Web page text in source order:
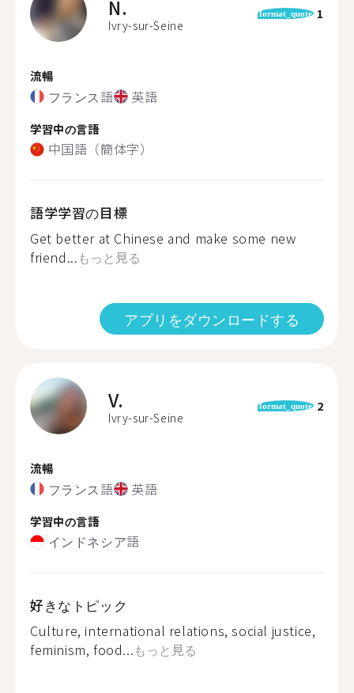
N.
Ivry-sur-Seine
format_quote 1
流暢
フランス語 英語
学習中の言語
中国語（簡体字）
語学学習の目標
Get better at Chinese and make some new
friend...もっと見る
アプリをダウンロードする
V.
Ivry-sur-Seine
format_quote 2
流暢
フランス語 英語
学習中の言語
インドネシア語
好きなトピック
Culture, international relations, social justice,
feminism, food...もっと見る